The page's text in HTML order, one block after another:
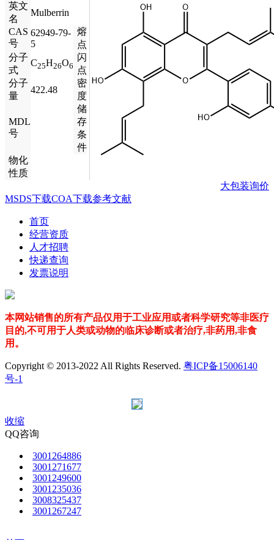
英文
名
Mulberrin
CAS
号
62949-79-
5
熔
点
分子
式
C25H26O6
闪
点
分子
量
422.48
密
度
MDL
号
储
存
条
件
物化
性质
大包装询价
MSDS下载COA下载参考文献
首页
经营资质
人才招聘
快递查询
发票说明
本网站销售的所有产品仅用于工业应用或者科学研究等非医疗
目的,不可用于人类或动物的临床诊断或者治疗,非药用,非食
用。
Copyright © 2013-2022 All Rights Reserved. 粤ICP备15006140
号-1
收缩
QQ咨询
3001264886
3001271677
3001249600
3001235036
3008325437
3001267247